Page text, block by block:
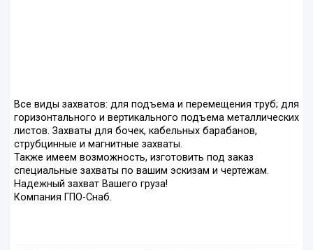
Все виды захватов: для подъема и перемещения труб; для
горизонтального и вертикального подъема металлических
листов. Захваты для бочек, кабельных барабанов,
струбцинные и магнитные захваты.
Также имеем возможность, изготовить под заказ
специальные захваты по вашим эскизам и чертежам.
Надежный захват Вашего груза!
Компания ГПО-Снаб.